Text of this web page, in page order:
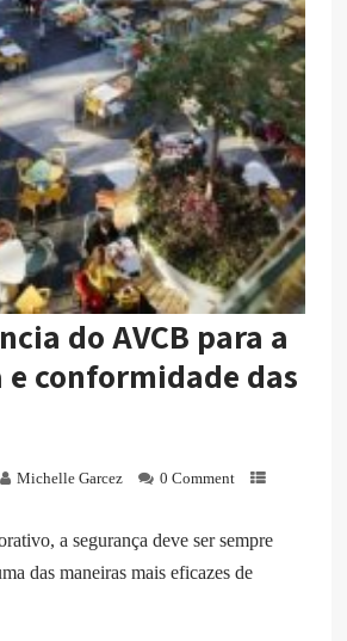
do AVCB para a
e conformidade das
Michelle Garcez
0 Comment
a segurança deve ser sempre
das maneiras mais eficazes de